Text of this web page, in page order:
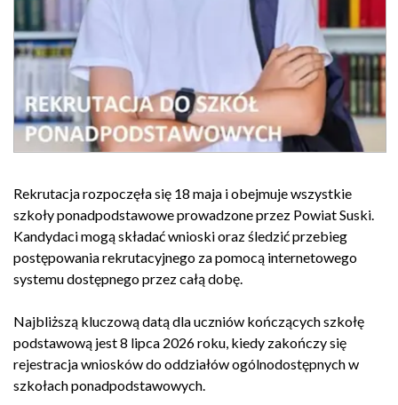
Rekrutacja rozpoczęła się 18 maja i obejmuje wszystkie
szkoły ponadpodstawowe prowadzone przez Powiat Suski.
Kandydaci mogą składać wnioski oraz śledzić przebieg
postępowania rekrutacyjnego za pomocą internetowego
systemu dostępnego przez całą dobę.
Najbliższą kluczową datą dla uczniów kończących szkołę
podstawową jest 8 lipca 2026 roku, kiedy zakończy się
rejestracja wniosków do oddziałów ogólnodostępnych w
szkołach ponadpodstawowych.